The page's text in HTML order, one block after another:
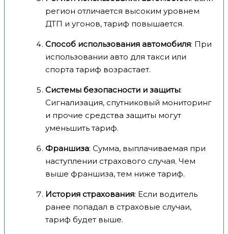
регион отличается высоким уровнем
ДТП и угонов, тариф повышается.
Способ использования автомобиля: При
использовании авто для такси или
спорта тариф возрастает.
Системы безопасности и защиты:
Сигнализация, спутниковый мониторинг
и прочие средства защиты могут
уменьшить тариф.
Франшиза: Сумма, выплачиваемая при
наступлении страхового случая. Чем
выше франшиза, тем ниже тариф.
История страхования: Если водитель
ранее попадал в страховые случаи,
тариф будет выше.